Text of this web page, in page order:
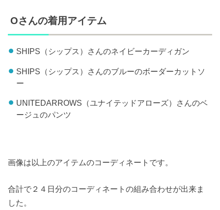
Oさんの着用アイテム
SHIPS（シップス）さんのネイビーカーディガン
SHIPS（シップス）さんのブルーのボーダーカットソ
ー
UNITEDARROWS（ユナイテッドアローズ）さんのベ
ージュのパンツ
画像は以上のアイテムのコーディネートです。
合計で２４日分のコーディネートの組み合わせが出来ま
した。